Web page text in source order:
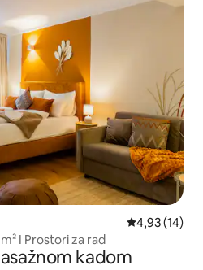
Prosječna
4,93 (14)
I Prostori za rad
kadom